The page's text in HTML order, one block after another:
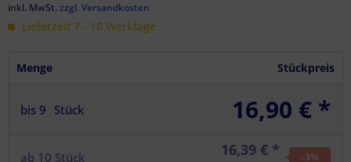
inkl. MwSt. zzgl. Versandkosten
Lieferzeit 7 - 10 Werktage
Menge Stückpreis
bis 9 Stück 16,90 € *
ab 10 Stück 16,39 € * -3%